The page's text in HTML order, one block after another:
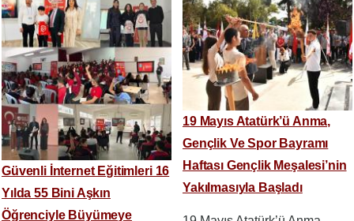
Güvenli İnternet Eğitimleri 16
Yılda 55 Bini Aşkın
Öğrenciyle Büyümeye
19 Mayıs Atatürk’ü Anma,
Gençlik Ve Spor Bayramı
Haftası Gençlik Meşalesi’nin
Yakılmasıyla Başladı